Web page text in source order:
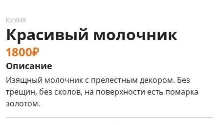
КУХНЯ
Красивый молочник
1800₽
Описание
Изящный молочник с прелестным декором. Без
трещин, без сколов, на поверхности есть помарка
золотом.